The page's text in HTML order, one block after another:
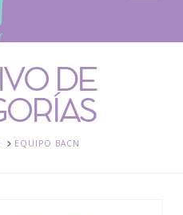
DE
EQUIPO BACN